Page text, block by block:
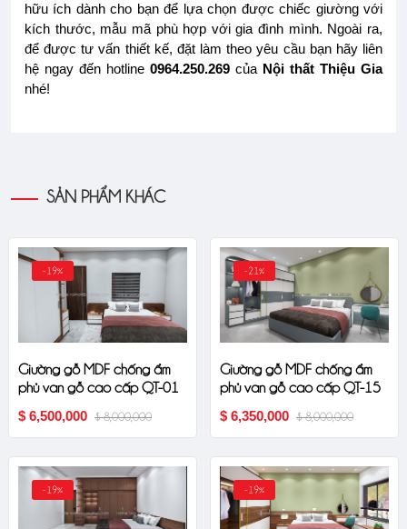
hữu ích dành cho bạn để lựa chọn được chiếc giường với
kích thước, mẫu mã phù hợp với gia đình mình. Ngoài ra,
để được tư vấn thiết kế, đặt làm theo yêu cầu bạn hãy liên
hệ ngay đến hotline 0964.250.269 của Nội thất Thiệu Gia
nhé!
SẢN PHẨM KHÁC
-19%
Giường gỗ MDF chống ẩm
phủ van gỗ cao cấp QT-01
$ 6,500,000 $ 8,000,000
-21%
Giường gỗ MDF chống ẩm
phủ van gỗ cao cấp QT-15
$ 6,350,000 $ 8,000,000
-19% -19%